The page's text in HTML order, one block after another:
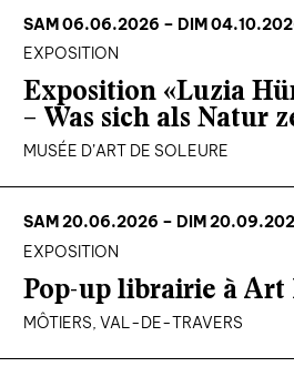
à paraître
programmes
agenda
au-delà du
lectures
SAM 06.06.2026 – DIM
EXPOSITION
Exposition «Luzia
– Was sich als Natur
MUSÉE D’ART DE SOLEURE
SAM 20.06.2026 – DIM
EXPOSITION
Pop-up librairie à Art
MÔTIERS, VAL-DE-TRAVERS